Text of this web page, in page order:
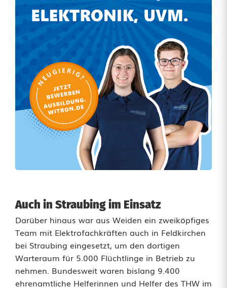
Auch in Straubing im Einsatz
Darüber hinaus war aus Weiden ein zweiköpfiges
Team mit Elektrofachkräften auch in Feldkirchen
bei Straubing eingesetzt, um den dortigen
Warteraum für 5.000 Flüchtlinge in Betrieb zu
nehmen. Bundesweit waren bislang 9.400
ehrenamtliche Helferinnen und Helfer des THW im